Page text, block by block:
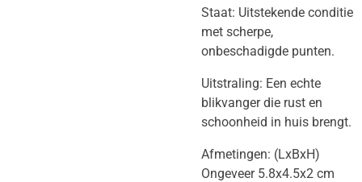
​Staat: Uitstekende conditie
met scherpe,
onbeschadigde punten.
​Uitstraling: Een echte
blikvanger die rust en
schoonheid in huis brengt.
Afmetingen: (LxBxH)
Ongeveer 5.8x4.5x2 cm